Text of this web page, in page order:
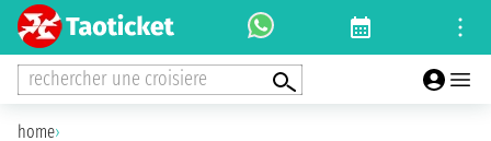
rechercher une croisiere
home›